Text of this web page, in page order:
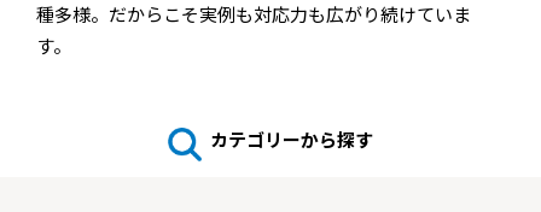
種多様。だからこそ実例も対応力も広がり続けていま
す。
カテゴリーから探す